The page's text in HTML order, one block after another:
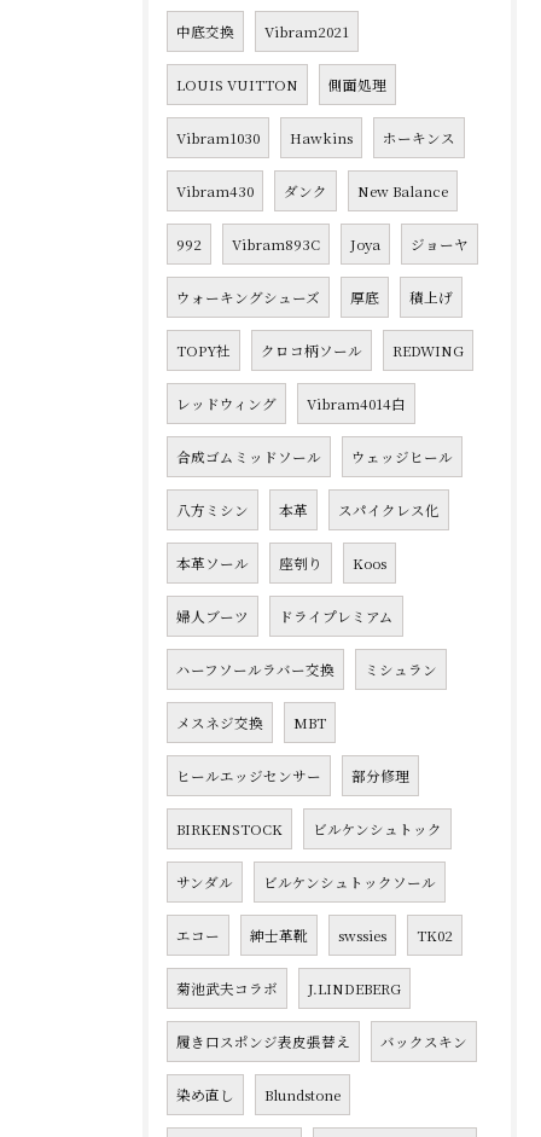
中底交換 Vibram2021
LOUIS VUITTON 側面処理
Vibram1030 Hawkins ホーキンス
Vibram430 ダンク New Balance
992 Vibram893C Joya ジョーヤ
ウォーキングシューズ 厚底 積上げ
TOPY社 クロコ柄ソール REDWING
レッドウィング Vibram4014白
合成ゴムミッドソール ウェッジヒール
八方ミシン 本革 スパイクレス化
本革ソール 座刳り Koos
婦人ブーツ ドライプレミアム
ハーフソールラバー交換 ミシュラン
メスネジ交換 MBT
ヒールエッジセンサー 部分修理
BIRKENSTOCK ビルケンシュトック
サンダル ビルケンシュトックソール
エコー 紳士革靴 swssies TK02
菊池武夫コラボ J.LINDEBERG
履き口スポンジ表皮張替え バックスキン
染め直し Blundstone